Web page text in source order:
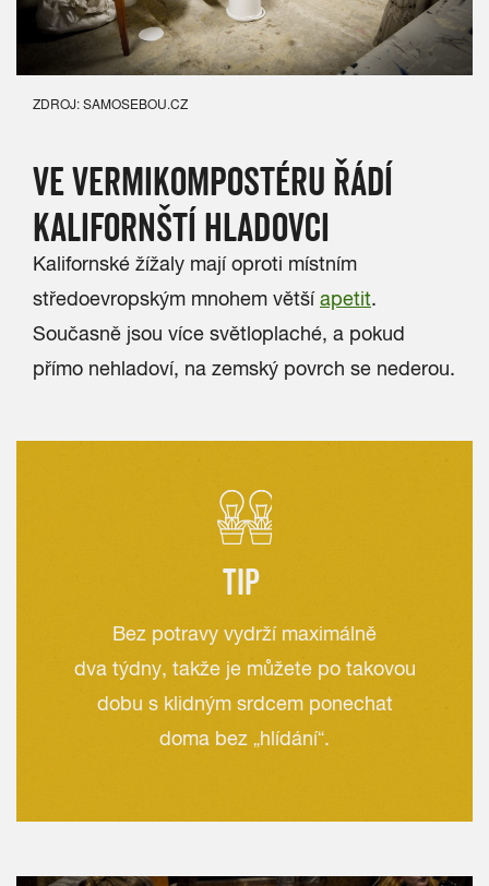
ZDROJ: SAMOSEBOU.CZ
VE VERMIKOMPOSTÉRU ŘÁDÍ
KALIFORNŠTÍ HLADOVCI
Kalifornské žížaly mají oproti místním
středoevropským mnohem většíapetit.
Současně jsou více světloplaché, a pokud
přímo nehladoví, na zemský povrch se nederou.
TIP
Bez potravy vydrží maximálně
dva týdny, takže je můžete po takovou
dobu s klidným srdcem ponechat
doma bez „hlídání“.